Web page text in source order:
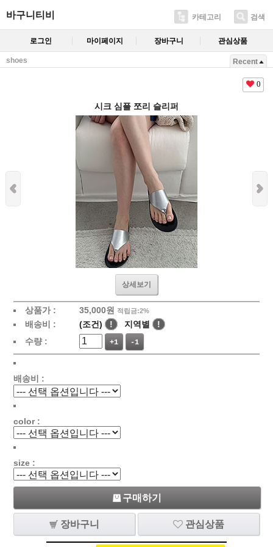
바구니티비 카테고리 검색
로그인 마이페이지 장바구니 관심상품
shoes Recent
0
시크 심플 쪼리 슬리퍼
상세보기
상품가 : 35,000원 적립금:2%
배송비 : (조건) ! 지역별
!
수량 :
+1 -1
배송비 :
color :
size :
구매하기
장바구니 관심상품